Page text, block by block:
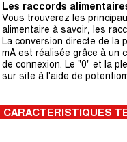
Les raccords
Vous trouverez les
alimentaire à savoir, les
La conversion directe de la
mA est réalisée grâce à un
de connexion. Le "0" et la
sur site à l'aide de
CARACTERISTIQUES